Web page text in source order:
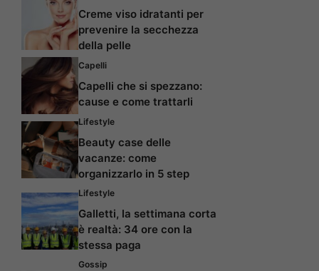
Creme viso idratanti per
prevenire la secchezza
della pelle
Capelli
Capelli che si spezzano:
cause e come trattarli
Lifestyle
Beauty case delle
vacanze: come
organizzarlo in 5 step
Lifestyle
Galletti, la settimana corta
è realtà: 34 ore con la
stessa paga
Gossip